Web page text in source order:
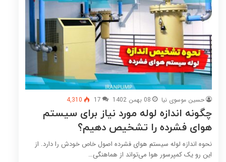
حسین موسوی نیا 08 بهمن 1402 17
4,310
چگونه اندازه‌ لوله‌ مورد نیاز برای سیستم
هوای فشرده را تشخیص دهیم؟
نحوه اندازه لوله‌ سیستم هوای فشرده اصول خاص خودش را دارد. از
این رو یک کمپرسور هوا می‌تواند از هماهنگی…